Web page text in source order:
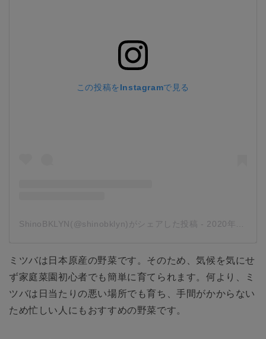
この投稿をInstagramで見る
ShinoBKLYN(@shinobklyn)がシェアした投稿 - 2020年 3月月21日午後1時43分PDT
ミツバは日本原産の野菜です。そのため、気候を気にせ
ず家庭菜園初心者でも簡単に育てられます。何より、ミ
ツバは日当たりの悪い場所でも育ち、手間がかからない
ため忙しい人にもおすすめの野菜です。